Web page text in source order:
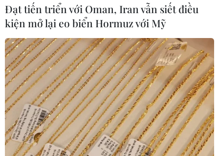
Maria, Kylian Mbappe và Neymar...
Đạt tiến triển với Oman, Iran vẫn siết điều
kiện mở lại eo biển Hormuz với Mỹ